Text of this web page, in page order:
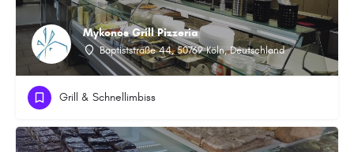
Mykonos Grill Pizzeria
Baptiststraße 44, 50769 Köln, Deutschland
Grill & Schnellimbiss